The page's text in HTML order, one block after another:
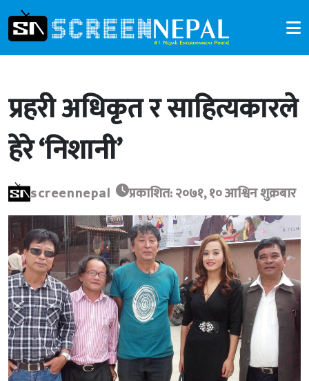
प्रहरी अधिकृत र साहित्यकारले
हेरे ‘निशानी’
screennepal प्रकाशित: २०७१, १० आश्विन शुक्रबार